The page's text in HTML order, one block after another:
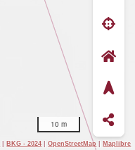
10 m
|BKG - 2024 |OpenStreetMap |Maplibre